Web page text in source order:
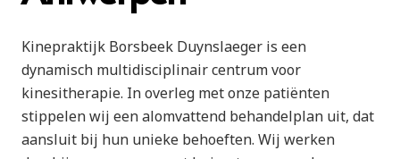
Kinepraktijk Borsbeek Duynslaeger is een
dynamisch multidisciplinair centrum voor
kinesitherapie. In overleg met onze patiënten
stippelen wij een alomvattend behandelplan uit, dat
aansluit bij hun unieke behoeften. Wij werken